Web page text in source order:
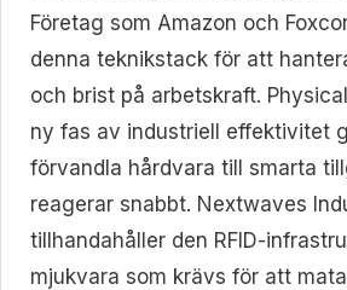
Företag som Amazon och
denna teknikstack för att
och brist på arbetskraft.
ny fas av industriell effektivitet
förvandla hårdvara till smarta
reagerar snabbt. Nextwaves
tillhandahåller den RFID-
mjukvara som krävs för att